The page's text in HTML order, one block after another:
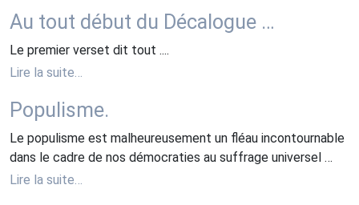
Au tout début du Décalogue …
Le premier verset dit tout ....
Lire la suite…
Populisme.
Le populisme est malheureusement un fléau incontournable
dans le cadre de nos démocraties au suffrage universel …
Lire la suite…